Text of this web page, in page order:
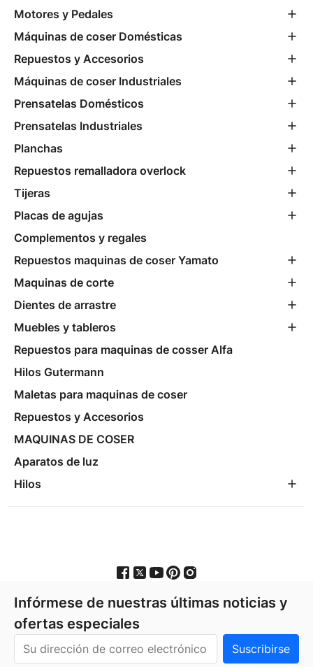
Motores y Pedales
Máquinas de coser Domésticas
Repuestos y Accesorios
Máquinas de coser Industriales
Prensatelas Domésticos
Prensatelas Industriales
Planchas
Repuestos remalladora overlock
Tijeras
Placas de agujas
Complementos y regales
Repuestos maquinas de coser Yamato
Maquinas de corte
Dientes de arrastre
Muebles y tableros
Repuestos para maquinas de cosser Alfa
Hilos Gutermann
Maletas para maquinas de coser
Repuestos y Accesorios
MAQUINAS DE COSER
Aparatos de luz
Hilos
Infórmese de nuestras últimas noticias y
ofertas especiales